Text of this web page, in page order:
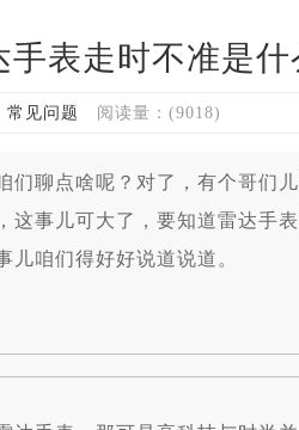
手表走时不准是什
常见问题 阅读量：(9018)
聊点啥呢？对了，有个哥们儿
这事儿可大了，要知道雷达手
儿咱们得好好说道说道。